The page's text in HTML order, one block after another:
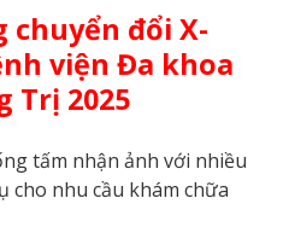
chuyển đổi X-
viện Đa khoa
Trị 2025
tấm nhận ảnh với nhiều
cho nhu cầu khám chữa